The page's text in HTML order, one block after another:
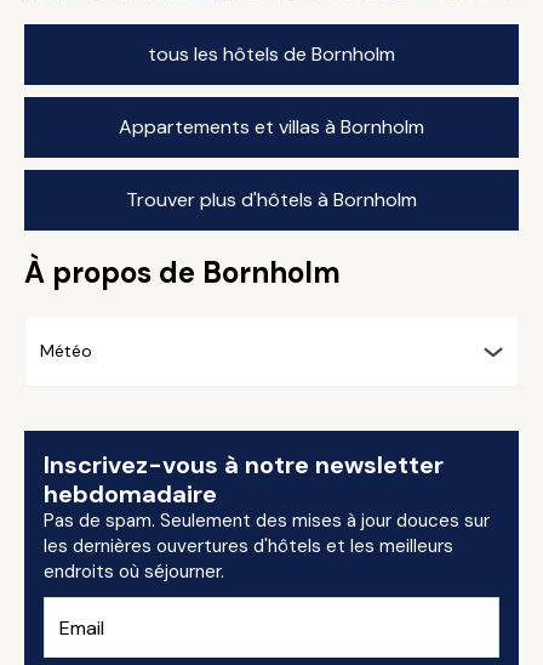
tous les hôtels de Bornholm
Appartements et villas à Bornholm
Trouver plus d'hôtels à Bornholm
À propos de Bornholm
Météo
Inscrivez-vous à notre newsletter
hebdomadaire
Pas de spam. Seulement des mises à jour douces sur
les dernières ouvertures d'hôtels et les meilleurs
endroits où séjourner.